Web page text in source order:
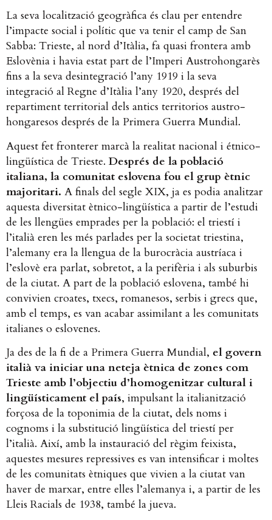
La seva localització geogràfica és clau per entendre
l’impacte social i polític que va tenir el camp de San
Sabba: Trieste, al nord d’Itàlia, fa quasi frontera amb
Eslovènia i havia estat part de l’Imperi Austrohongarès
fins a la seva desintegració l’any 1919 i la seva
integració al Regne d’Itàlia l’any 1920, després del
repartiment territorial dels antics territorios austro-
hongaresos després de la Primera Guerra Mundial.
Aquest fet fronterer marcà la realitat nacional i étnico-
lingüística de Trieste. Després de la població
italiana, la comunitat eslovena fou el grup ètnic
majoritari. A finals del segle XIX, ja es podia analitzar
aquesta diversitat ètnico-lingüística a partir de l’estudi
de les llengües emprades per la població: el triestí i
l’italià eren les més parlades per la societat triestina,
l’alemany era la llengua de la burocràcia austríaca i
l’eslovè era parlat, sobretot, a la perifèria i als suburbis
de la ciutat. A part de la població eslovena, també hi
convivien croates, txecs, romanesos, serbis i grecs que,
amb el temps, es van acabar assimilant a les comunitats
italianes o eslovenes.
Ja des de la fi de a Primera Guerra Mundial, el govern
italià va iniciar una neteja ètnica de zones com
Trieste amb l’objectiu d’homogenitzar cultural i
lingüísticament el país, impulsant la italianització
forçosa de la toponimia de la ciutat, dels noms i
cognoms i la substitució lingüística del triestí per
l’italià. Així, amb la instauració del règim feixista,
aquestes mesures repressives es van intensificar i moltes
de les comunitats ètniques que vivien a la ciutat van
haver de marxar, entre elles l’alemanya i, a partir de les
Lleis Racials de 1938, també la jueva.